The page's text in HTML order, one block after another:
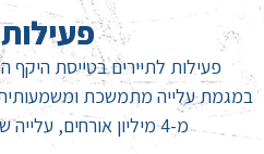
פעילות לתיירים בטייסת היקף
מ-4 מיליון אורחים, עלייה של כ-10% ביחס ל-2017, שבה